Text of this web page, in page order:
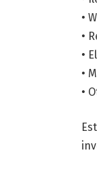
•
•
•
•
•